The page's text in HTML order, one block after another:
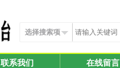
选择搜索项
联系我们 在线留言